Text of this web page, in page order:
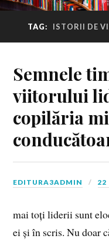
TAG: ISTORII DE
Semnele
viitorului
copilăria
EDITURA3ADMIN 22
mai toți liderii sunt
ei și în scris. Nu doar